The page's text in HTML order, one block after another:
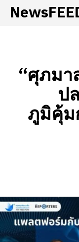
“ศุภมา
ป
ภูมิคุ้ม